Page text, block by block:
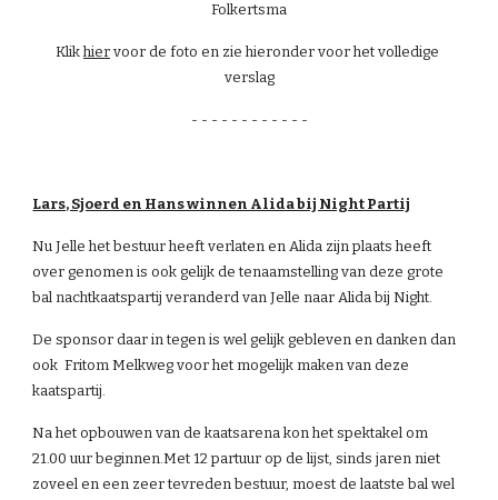
Folkertsma
Klik hier voor de foto en zie hieronder voor het volledige
verslag
- - - - - - - - - - - -
Lars, Sjoerd en Hans winnen Alida bij Night Partij
Nu Jelle het bestuur heeft verlaten en Alida zijn plaats heeft
over genomen is ook gelijk de tenaamstelling van deze grote
bal nachtkaatspartij veranderd van Jelle naar Alida bij Night.
De sponsor daar in tegen is wel gelijk gebleven en danken dan
ook  Fritom Melkweg voor het mogelijk maken van deze
kaatspartij.
Na het opbouwen van de kaatsarena kon het spektakel om
21.00 uur beginnen.Met 12 partuur op de lijst, sinds jaren niet
zoveel en een zeer tevreden bestuur, moest de laatste bal wel